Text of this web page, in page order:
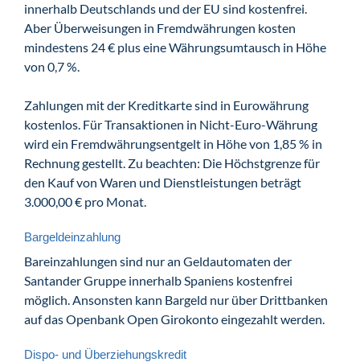
innerhalb Deutschlands und der EU sind kostenfrei.
Aber Überweisungen in Fremdwährungen kosten
mindestens 24 € plus eine Währungsumtausch in Höhe
von 0,7 %.
Zahlungen mit der Kreditkarte sind in Eurowährung
kostenlos. Für Transaktionen in Nicht-Euro-Währung
wird ein Fremdwährungsentgelt in Höhe von 1,85 % in
Rechnung gestellt. Zu beachten: Die Höchstgrenze für
den Kauf von Waren und Dienstleistungen beträgt
3.000,00 € pro Monat.
Bargeldeinzahlung
Bareinzahlungen sind nur an Geldautomaten der
Santander Gruppe innerhalb Spaniens kostenfrei
möglich. Ansonsten kann Bargeld nur über Drittbanken
auf das Openbank Open Girokonto eingezahlt werden.
Dispo- und Überziehungskredit